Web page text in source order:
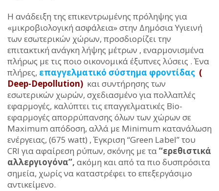
Η ανάδειξη της επικεντρωμένης πρόληψης για
«μικροβιολογική ασφάλεια» στην Δημόσια Υγιεινή
των εσωτερικών χώρων, προσδιορίζει την
επιτακτική ανάγκη λήψης μέτρων , εναρμονισμένα
πλήρως με τις ποιο οικονομικά έξυπνες λύσεις . Ένα
πλήρες, επαγγελματικό σύστημα φροντίδας (
Deep-Depollution) και συντήρησης των
εσωτερικών χωρών, σχεδιασμένο για πολλαπλές
εφαρμογές, καλύπτει τις επαγγελματικές Bio-
εφαρμογές απορρύπανσης όλων των χώρων σε
Maximum απόδοση, αλλά με Minimum κατανάλωση
ενέργειας, (675 watt) , Έγκριση “Green Label” του
CRI για αφαίρεση ρύπων, σκόνης με τα‘‘ερεθιστικά
αλλεργιογόνα’’, ακόμη και από τα πιο δυσπρόσιτα
σημεία, χωρίς να καταστρέφει το επεξεργάσιμο
αντικείμενο.